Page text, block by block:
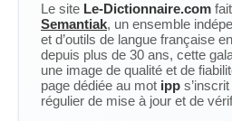
Le site Le-Dictionnaire.com
Semantiak, un ensemble
et d’outils de langue française
depuis plus de 30 ans, cette
une image de qualité et de
page dédiée au mot ipp
régulier de mise à jour et de